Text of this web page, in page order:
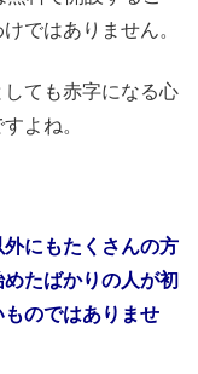
ではありません。
ても赤字になる心
よね。
にもたくさんの方
たばかりの人が初
のではありませ